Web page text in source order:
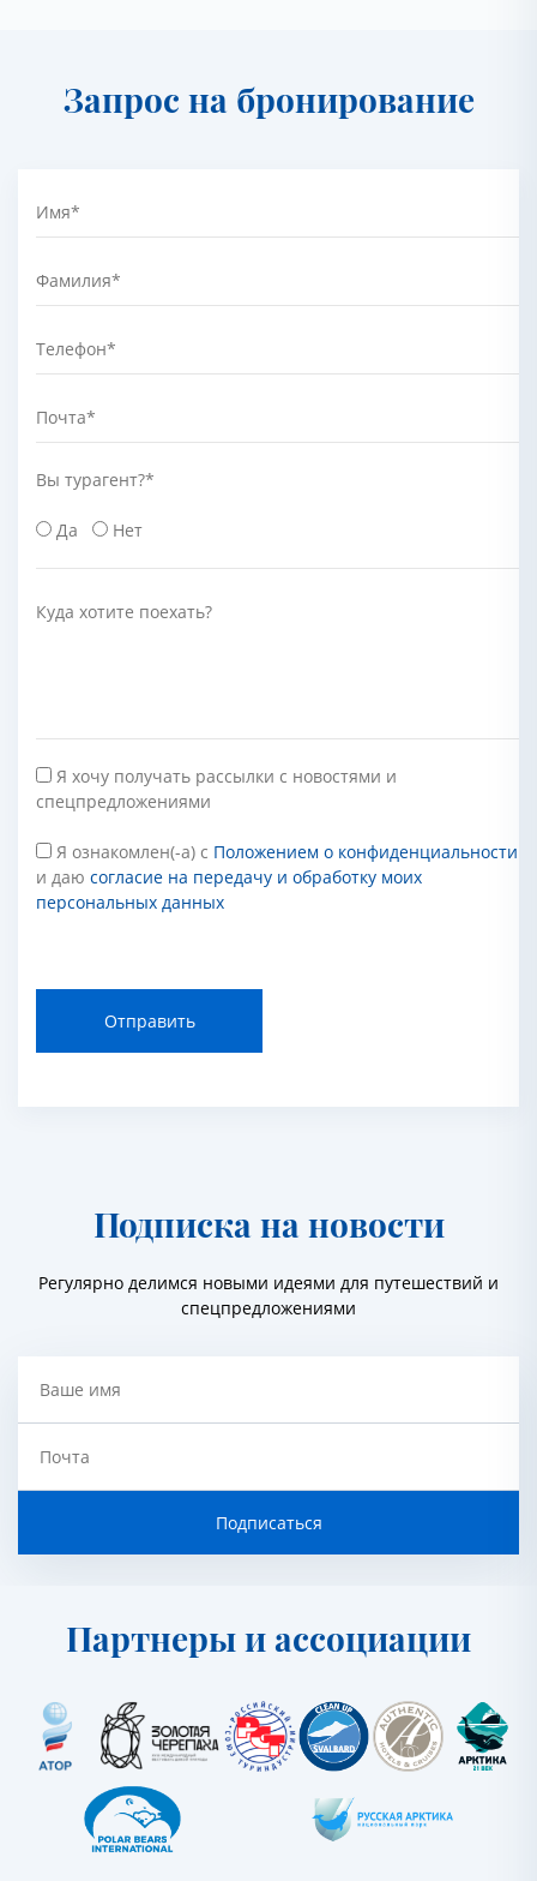
Запрос на бронирование
Имя*
Фамилия*
Телефон*
Почта*
Вы турагент?*
Да Нет
Куда хотите поехать?
Я хочу получать рассылки с новостями и
спецпредложениями
Я ознакомлен(-а) с Положением о конфиденциальности
и даю согласие на передачу и обработку моих
персональных данных
Отправить
Подписка на новости
Регулярно делимся новыми идеями для путешествий и
спецпредложениями
Ваше имя
Почта
Подписаться
Партнеры и ассоциации